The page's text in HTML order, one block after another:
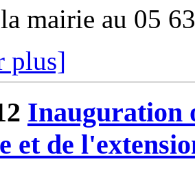
mairie au 05
plus]
Inauguration
et de